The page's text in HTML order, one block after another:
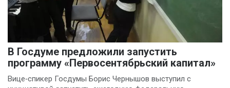
В Госдуме предложили запустить
программу «Первосентябрьский капитал»
Вице‑спикер Госдумы Борис Чернышов выступил с